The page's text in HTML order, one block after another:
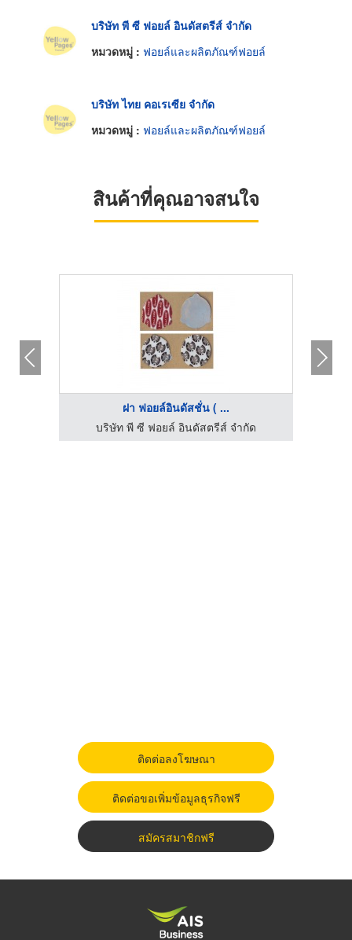
บริษัท พี ซี ฟอยล์ อินดัสตรีส์ จำกัด
หมวดหมู่ : ฟอยล์และผลิตภัณฑ์ฟอยล์
บริษัท ไทย คอเรเซีย จำกัด
หมวดหมู่ : ฟอยล์และผลิตภัณฑ์ฟอยล์
สินค้าที่คุณอาจสนใจ
ฝา ฟอยล์อินดัสชั่น ( ...
บริษัท พี ซี ฟอยล์ อินดัสตรีส์ จำกัด
ติดต่อลงโฆษณา
ติดต่อขอเพิ่มข้อมูลธุรกิจฟรี
สมัครสมาชิกฟรี